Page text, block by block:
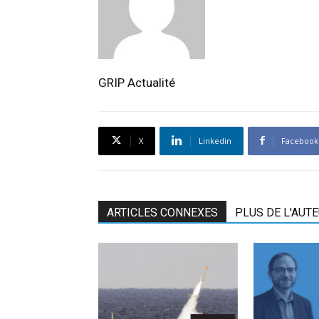
GRIP Actualité
X Linkedin Facebook
ARTICLES CONNEXES PLUS DE